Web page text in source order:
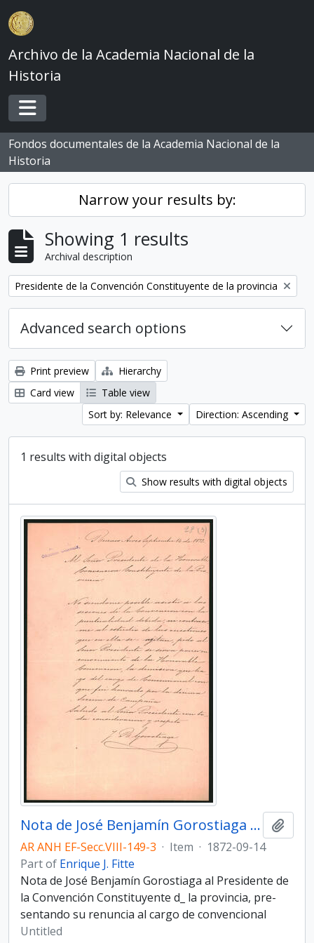
Skip to main content
Archivo de la Academia Nacional de la
Historia
Toggle navigation
Fondos documentales de la Academia Nacional de la
Historia
Narrow your results by:
Showing 1 results
Archival description
Remove filter:
Presidente de la Convención Constituyente de la provincia
Advanced search options
Print preview
Hierarchy
Card view
Table view
Sort by: Relevance
Direction: Ascending
1 results with digital objects
Show results with digital objects
Nota de José Benjamín Gorostiaga al Presidente de la Convención Constituyente de la provincia
AR ANH EF-Secc.VIII-149-3 · Item · 1872-09-14
Part of Enrique J. Fitte
Nota de José Benjamín Gorostiaga al Presidente de
la Convención Constituyente d_ la provincia, pre­
sentando su renuncia al cargo de convencional
Untitled